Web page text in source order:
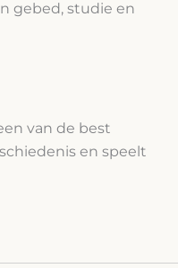
gebed, studie en
van de best
en speelt